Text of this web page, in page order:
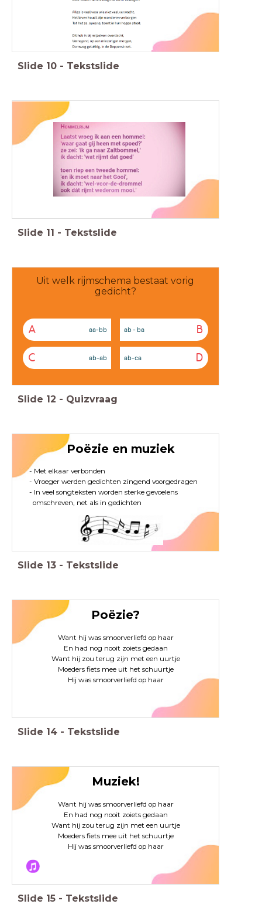
Slide 10 - Tekstslide
Slide 11 - Tekstslide
Uit welk rijmschema bestaat vorig
gedicht?
A aa-bb B
ab - ba
C ab-ab D
ab-ca
Slide 12 - Quizvraag
Poëzie en muziek
- Met elkaar verbonden
- Vroeger werden gedichten zingend voorgedragen
- In veel songteksten worden sterke gevoelens
omschreven, net als in gedichten
Slide 13 - Tekstslide
Poëzie?
Want hij was smoorverliefd op haar
En had nog nooit zoiets gedaan
Want hij zou terug zijn met een uurtje
Moeders fiets mee uit het schuurtje
Hij was smoorverliefd op haar
Slide 14 - Tekstslide
Muziek!
Want hij was smoorverliefd op haar
En had nog nooit zoiets gedaan
Want hij zou terug zijn met een uurtje
Moeders fiets mee uit het schuurtje
Hij was smoorverliefd op haar
Slide 15 - Tekstslide